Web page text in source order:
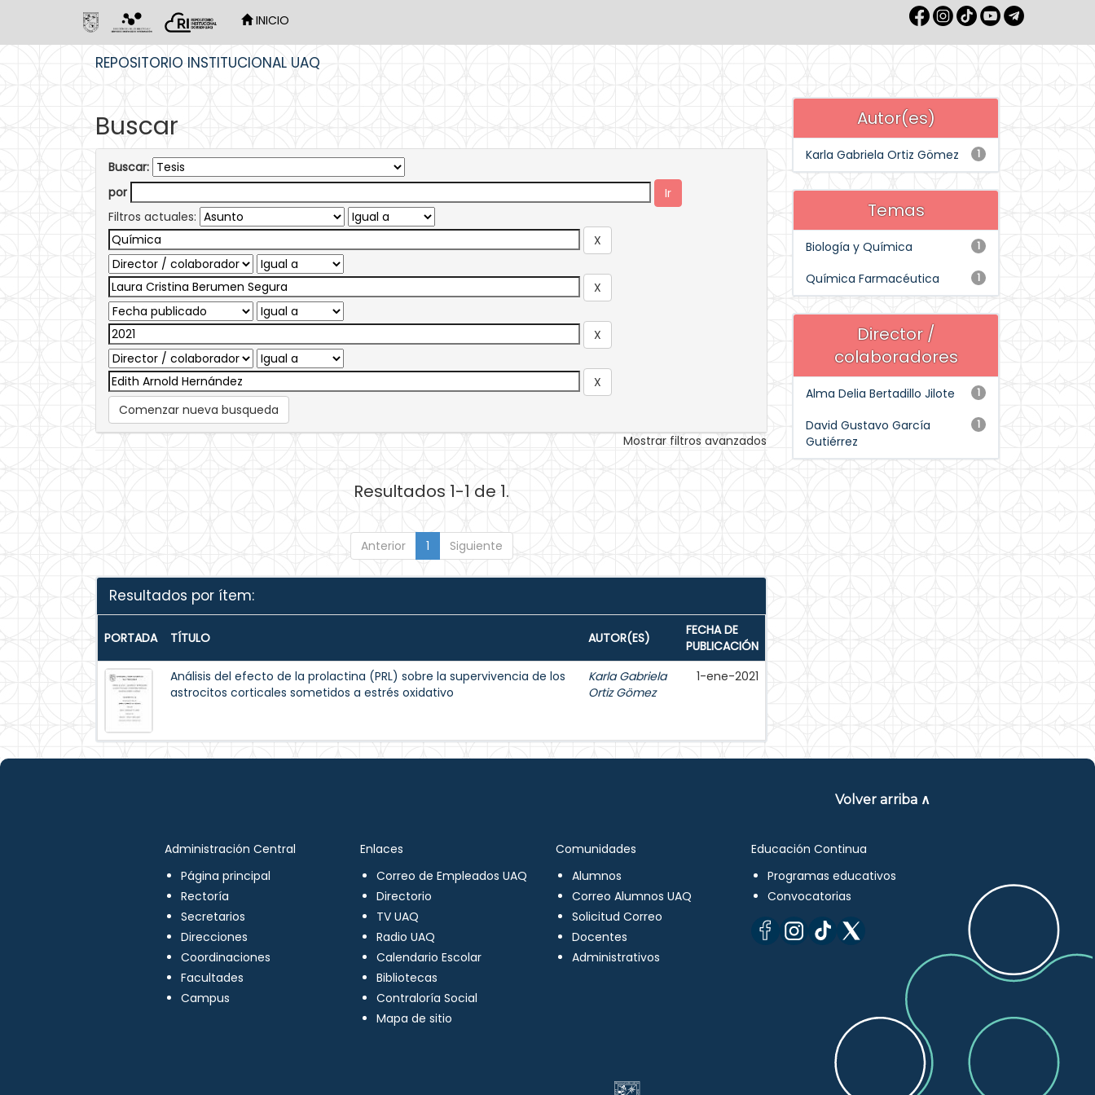
INICIO
REPOSITORIO INSTITUCIONAL UAQ
Buscar
Buscar:
por
Filtros actuales:
Comenzar nueva busqueda
Mostrar filtros avanzados
Resultados 1-1 de 1.
Anterior 1 Siguiente
Resultados por ítem:
PORTADA TÍTULO AUTOR(ES)
FECHA DE
PUBLICACIÓN
Análisis del efecto de la prolactina (PRL) sobre la supervivencia de los
astrocitos corticales sometidos a estrés oxidativo
Karla Gabriela
Ortiz Gömez
1-ene-2021
Autor(es)
1
Karla Gabriela Ortiz Gömez
Temas
1
Biología y Química
1
Química Farmacéutica
Director /
colaboradores
1
Alma Delia Bertadillo Jilote
1
David Gustavo García
Gutiérrez
Volver arriba ∧
Administración Central
Página principal
Rectoría
Secretarios
Direcciones
Coordinaciones
Facultades
Campus
Enlaces
Correo de Empleados UAQ
Directorio
TV UAQ
Radio UAQ
Calendario Escolar
Bibliotecas
Contraloría Social
Mapa de sitio
Comunidades
Alumnos
Correo Alumnos UAQ
Solicitud Correo
Docentes
Administrativos
Educación Continua
Programas educativos
Convocatorias